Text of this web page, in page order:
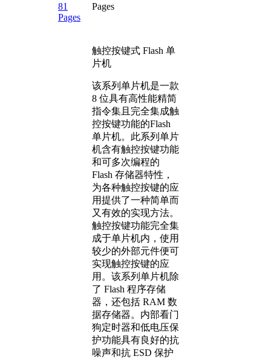
81
Pages
Pages
触控按键式 Flash 单
片机
该系列单片机是一款
8 位具有高性能精简
指令集且完全集成触
控按键功能的Flash
单片机。此系列单片
机含有触控按键功能
和可多次编程的
Flash 存储器特性，
为各种触控按键的应
用提供了一种简单而
又有效的实现方法。
触控按键功能完全集
成于单片机内，使用
较少的外部元件便可
实现触控按键的应
用。该系列单片机除
了 Flash 程序存储
器，还包括 RAM 数
据存储器。内部看门
狗定时器和低电压保
护功能具有良好的抗
噪声和抗 ESD 保护